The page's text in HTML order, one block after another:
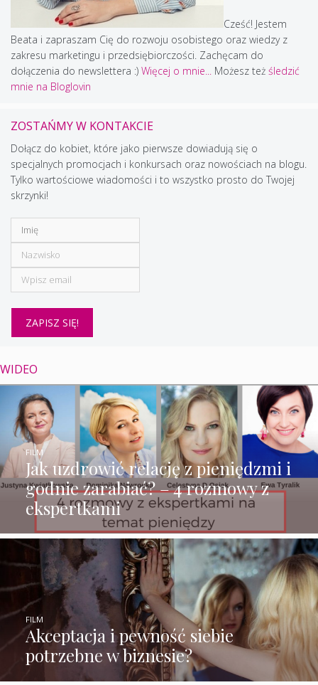
Cześć! Jestem
Beata i zapraszam Cię do rozwoju osobistego oraz wiedzy z
zakresu marketingu i przedsiębiorczości. Zachęcam do
dołączenia do newslettera :) Więcej o mnie... Możesz też śledzić
mnie na Bloglovin
ZOSTAŃMY W KONTAKCIE
Dołącz do kobiet, które jako pierwsze dowiadują się o
specjalnych promocjach i konkursach oraz nowościach na blogu.
Tylko wartościowe wiadomości i to wszystko prosto do Twojej
skrzynki!
WIDEO
Jak uzdrowić relację z pieniędzmi i
godnie zarabiać? – 4 rozmowy z
ekspertkami
FILM
Akceptacja i pewność siebie
potrzebne w biznesie?
FILM